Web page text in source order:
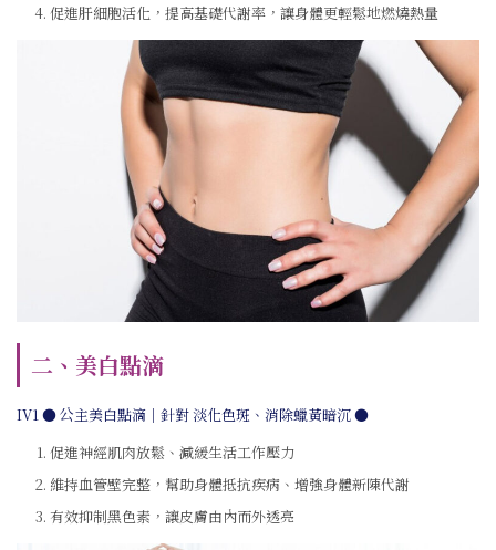
促進肝細胞活化，提高基礎代謝率，讓身體更輕鬆地燃燒熱量
二、美白點滴
IV1 ● 公主美白點滴｜針對 淡化色斑、消除蠟黃暗沉 ●
促進神經肌肉放鬆、減緩生活工作壓力
維持血管壁完整，幫助身體抵抗疾病、增強身體新陳代謝
有效抑制黑色素，讓皮膚由內而外透亮